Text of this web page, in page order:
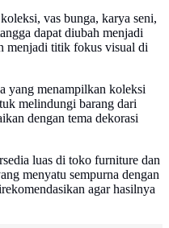
vas bunga, karya seni,
dapat diubah menjadi
menjadi titik fokus visual di
yang menampilkan koleksi
melindungi barang dari
dengan tema dekorasi
luas di toko furniture dan
menyatu sempurna dengan
agar hasilnya